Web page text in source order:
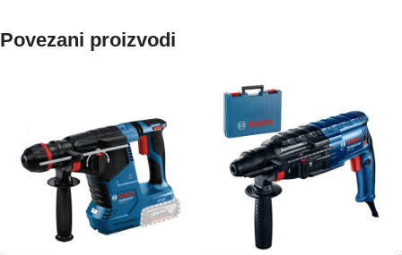
Povezani proizvodi